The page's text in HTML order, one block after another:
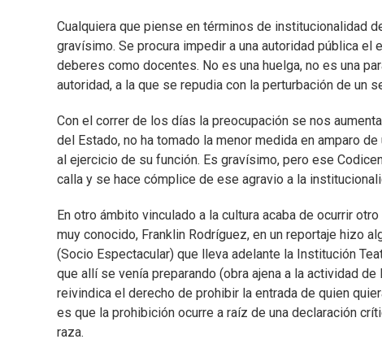
Cualquiera que piense en términos de institucionalidad
gravísimo. Se procura impedir a una autoridad pública
deberes como docentes. No es una huelga, no es una
autoridad, a la que se repudia con la perturbación de un
Con el correr de los días la preocupación se nos
del Estado, no ha tomado la menor medida en amparo
al ejercicio de su función. Es gravísimo, pero ese
calla y se hace cómplice de ese agravio a la
En otro ámbito vinculado a la cultura acaba de ocurrir
muy conocido, Franklin Rodríguez, en un reportaje hizo
(Socio Espectacular) que lleva adelante la Institución
que allí se venía preparando (obra ajena a la actividad
reivindica el derecho de prohibir la entrada de quien
es que la prohibición ocurre a raíz de una declaración
raza.